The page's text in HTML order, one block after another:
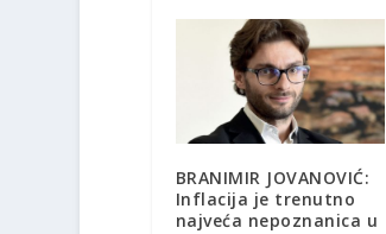
BRANIMIR JOVANOVIĆ:
Inflacija je trenutno
najveća nepoznanica u